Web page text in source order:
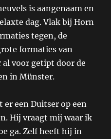
is aangenaam en
dag. Vlak bij Horn
tegen, de
formaties van
al voor getipt door de
in Münster.
een Duitser op een
Hij vraagt mij waar ik
ga. Zelf heeft hij in